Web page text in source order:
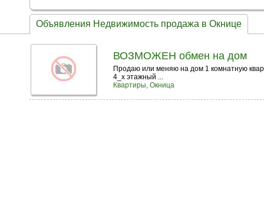
Объявления Недвижимость продажа в Окнице
ВОЗМОЖЕН обмен на дом
Продаю или меняю на дом 1 комнатную
4_х этажный ...
Квартиры, Окница